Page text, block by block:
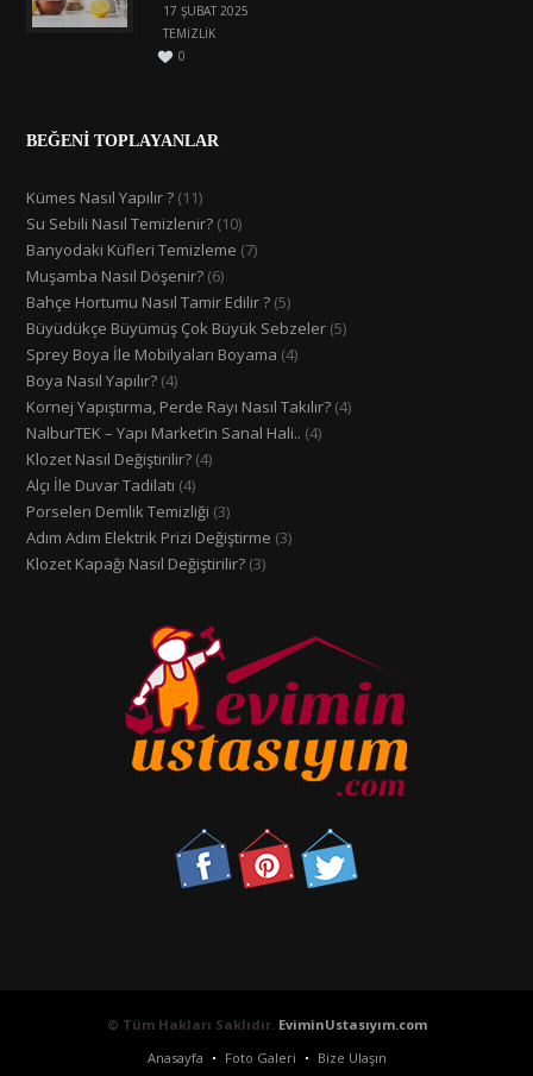
17 ŞUBAT 2025
TEMIZLIK
0
BEĞENİ TOPLAYANLAR
Kümes Nasıl Yapılır ? (11)
Su Sebili Nasıl Temizlenir? (10)
Banyodaki Küfleri Temizleme (7)
Muşamba Nasıl Döşenir? (6)
Bahçe Hortumu Nasıl Tamir Edilir ? (5)
Büyüdükçe Büyümüş Çok Büyük Sebzeler (5)
Sprey Boya İle Mobilyaları Boyama (4)
Boya Nasıl Yapılır? (4)
Kornej Yapıştırma, Perde Rayı Nasıl Takılır? (4)
NalburTEK – Yapı Market’in Sanal Hali.. (4)
Klozet Nasıl Değiştirilir? (4)
Alçı İle Duvar Tadilatı (4)
Porselen Demlik Temizliği (3)
Adım Adım Elektrik Prizi Değiştirme (3)
Klozet Kapağı Nasıl Değiştirilir? (3)
© Tüm Hakları Saklıdır. EviminUstasıyım.com
Anasayfa
Foto Galeri Bize Ulaşın